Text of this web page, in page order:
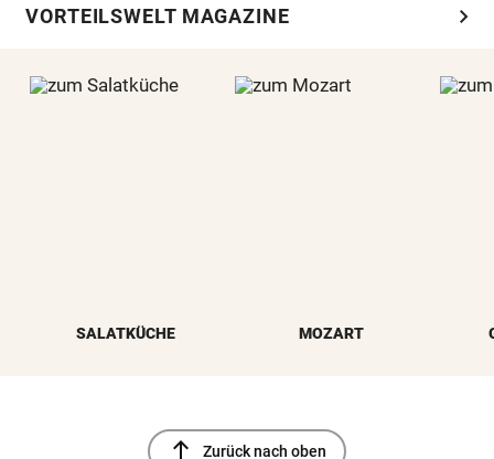
VORTEILSWELT MAGAZINE chevron_right
SALATKÜCHE MOZART
north Zurück nach oben